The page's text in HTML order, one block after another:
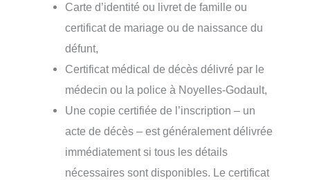
Carte d’identité ou livret de famille ou
certificat de mariage ou de naissance du
défunt,
Certificat médical de décès délivré par le
médecin ou la police à Noyelles-Godault,
Une copie certifiée de l’inscription – un
acte de décès – est généralement délivrée
immédiatement si tous les détails
nécessaires sont disponibles. Le certificat